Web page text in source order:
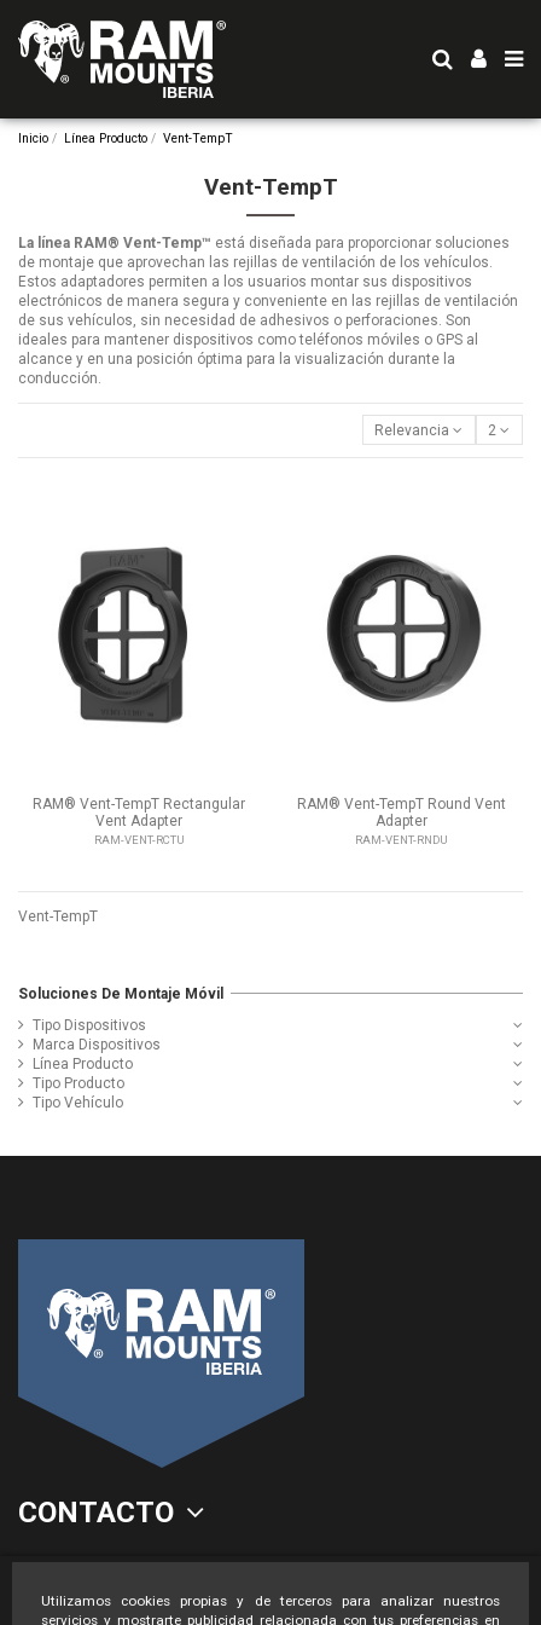
Utilizamos cookies propias y de terceros para analizar nuestros
servicios y mostrarte publicidad relacionada con tus preferencias en
Inicio Línea Producto Vent-TempT
Vent-TempT
La línea RAM® Vent-Temp™ está diseñada para proporcionar soluciones
de montaje que aprovechan las rejillas de ventilación de los vehículos.
Estos adaptadores permiten a los usuarios montar sus dispositivos
electrónicos de manera segura y conveniente en las rejillas de ventilación
de sus vehículos, sin necesidad de adhesivos o perforaciones. Son
ideales para mantener dispositivos como teléfonos móviles o GPS al
alcance y en una posición óptima para la visualización durante la
conducción.
Relevancia 2
RAM® Vent-TempT Rectangular
Vent Adapter
RAM-VENT-RCTU
RAM® Vent-TempT Round Vent
Adapter
RAM-VENT-RNDU
Vent-TempT
Soluciones De Montaje Móvil
Tipo Dispositivos
Marca Dispositivos
Línea Producto
Tipo Producto
Tipo Vehículo
CONTACTO